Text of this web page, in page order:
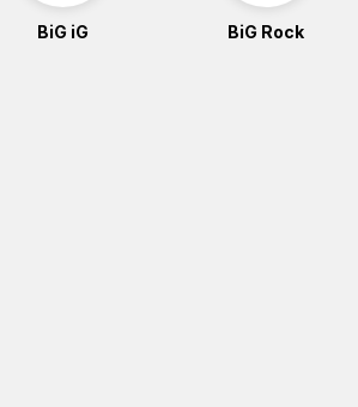
BiG iG BiG Rock